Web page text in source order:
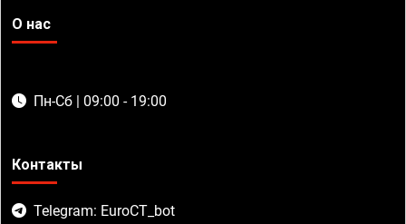
О нас
Пн-Сб | 09:00 - 19:00
Контакты
Telegram: EuroCT_bot